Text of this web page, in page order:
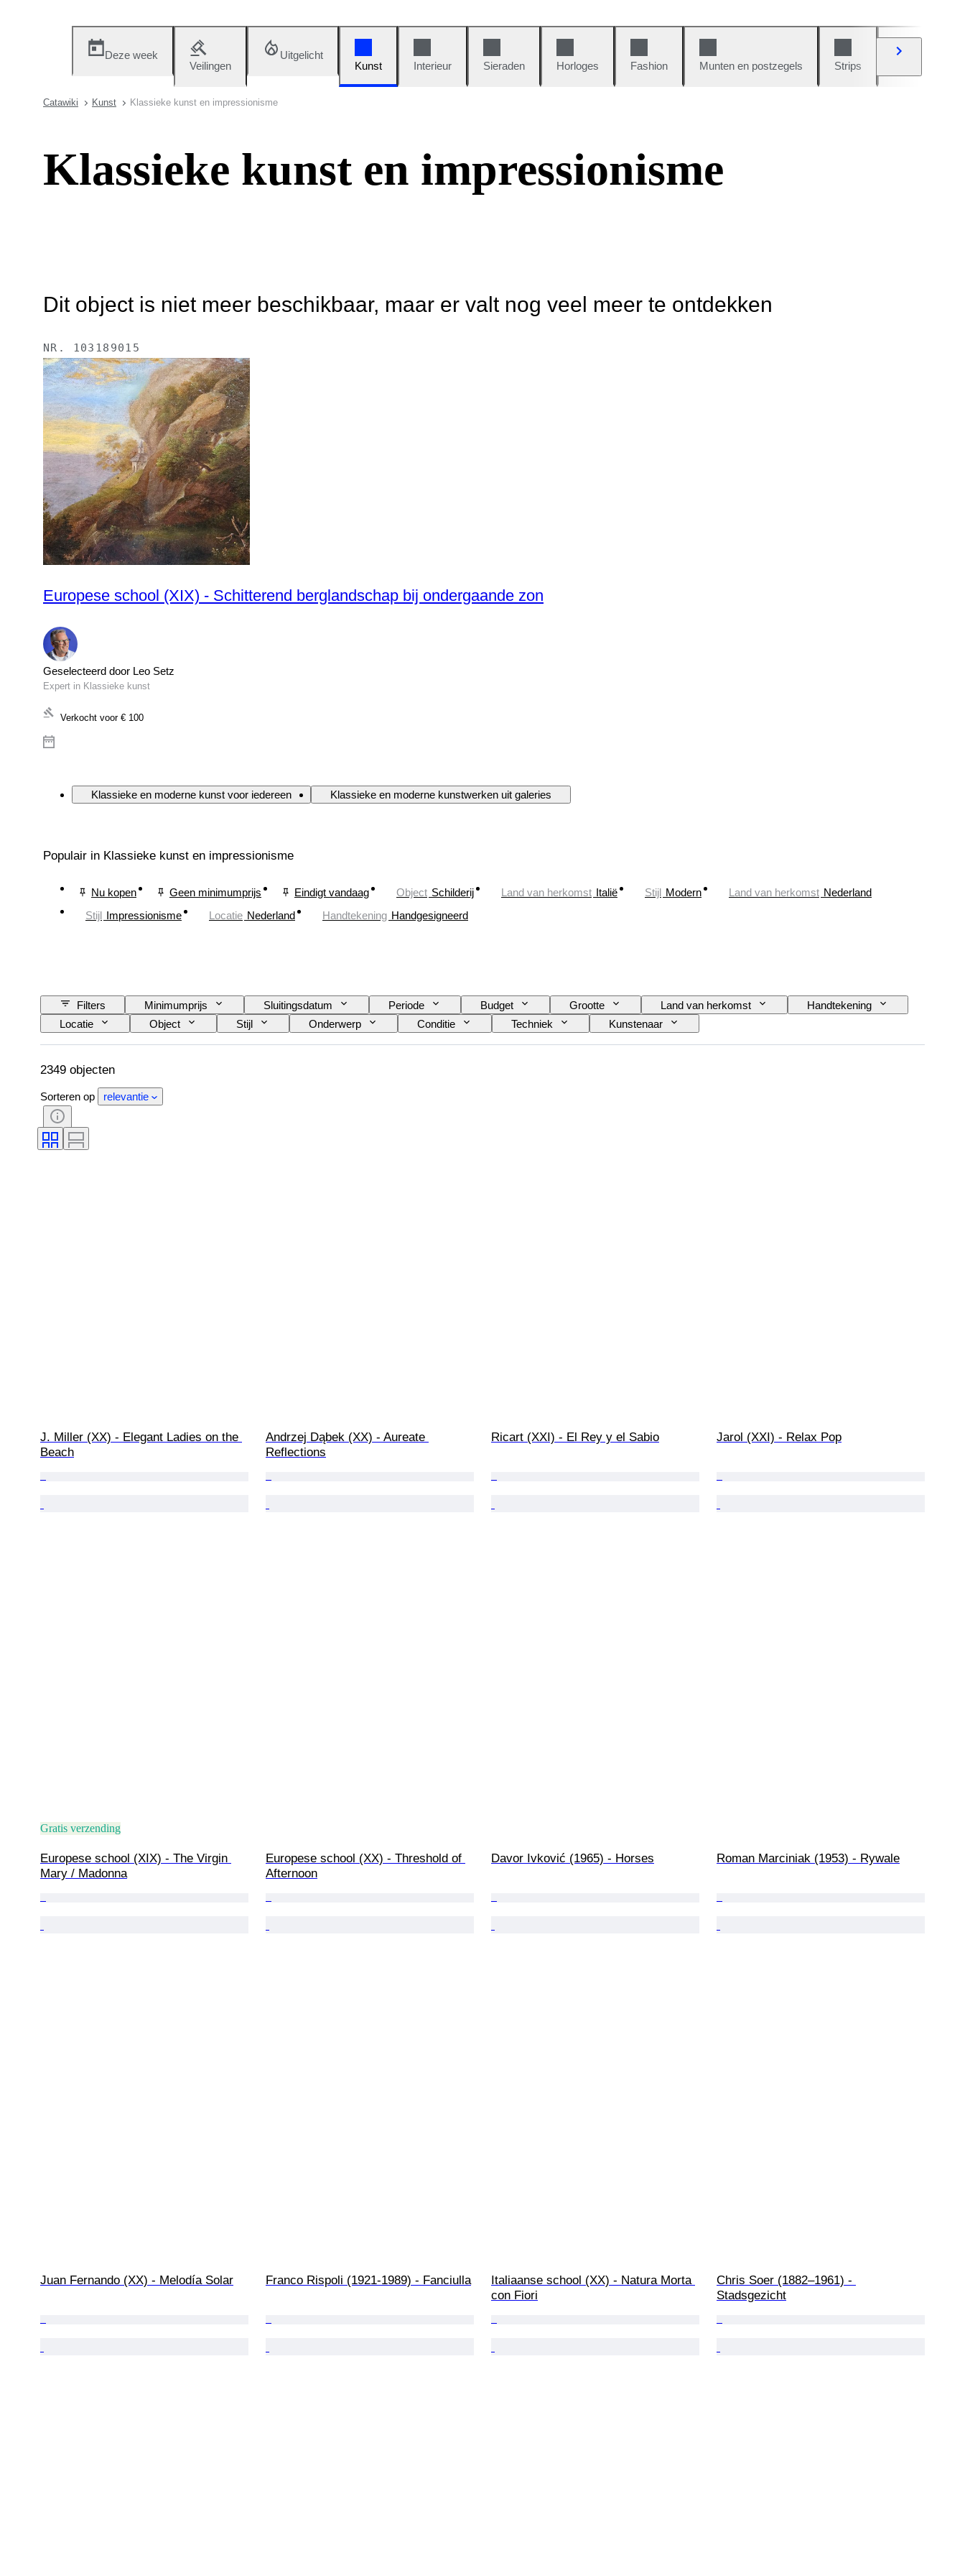
Deze week
Veilingen
Uitgelicht
Kunst
Interieur Sieraden Horloges Fashion Munten en postzegels Strips
Catawiki Kunst Klassieke kunst en impressionisme
Klassieke kunst en impressionisme
Dit object is niet meer beschikbaar, maar er valt nog veel meer te ontdekken
NR. 103189015
Europese school (XIX) - Schitterend berglandschap bij ondergaande zon
Geselecteerd door Leo Setz
Expert in Klassieke kunst
Verkocht voor € 100
Klassieke en moderne kunst voor iedereen Klassieke en moderne kunstwerken uit galeries
Populair in Klassieke kunst en impressionisme
Nu kopen Geen minimumprijs Eindigt vandaag Object Schilderij Land van herkomst Italië Stijl Modern Land van herkomst Nederland
Stijl Impressionisme Locatie Nederland Handtekening Handgesigneerd
Filters Minimumprijs Sluitingsdatum Periode Budget Grootte Land van herkomst
Handtekening
Locatie
Object Stijl Onderwerp Conditie Techniek Kunstenaar
2349 objecten
Sorteren op relevantie
J. Miller (XX) - Elegant Ladies on the
Beach
Andrzej Dąbek (XX) - Aureate
Reflections
Ricart (XXI) - El Rey y el Sabio Jarol (XXI) - Relax Pop
Gratis verzending
Europese school (XIX) - The Virgin
Mary / Madonna
Europese school (XX) - Threshold of
Afternoon
Davor Ivković (1965) - Horses Roman Marciniak (1953) - Rywale
Juan Fernando (XX) - Melodía Solar Franco Rispoli (1921-1989) - Fanciulla
Italiaanse school (XX) - Natura Morta
con Fiori
Chris Soer (1882–1961) -
Stadsgezicht